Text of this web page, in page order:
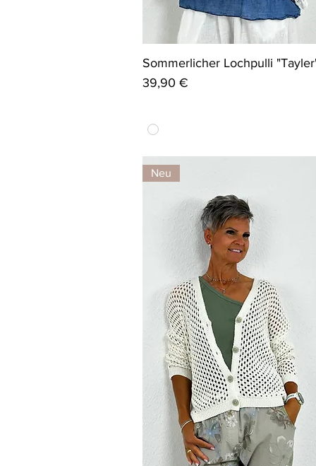
Sommerlicher Lochpulli
Preis
39,90 €
Neu